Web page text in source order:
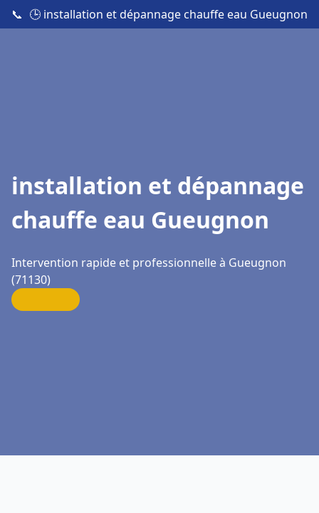
📞 🕒 installation et dépannage chauffe eau Gueugnon
installation et dépannage
chauffe eau Gueugnon
Intervention rapide et professionnelle à Gueugnon
(71130)